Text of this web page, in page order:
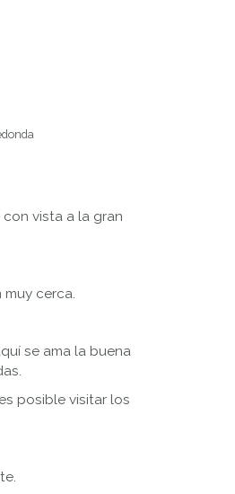
vista a la gran
muy cerca.
se ama la buena
posible visitar los